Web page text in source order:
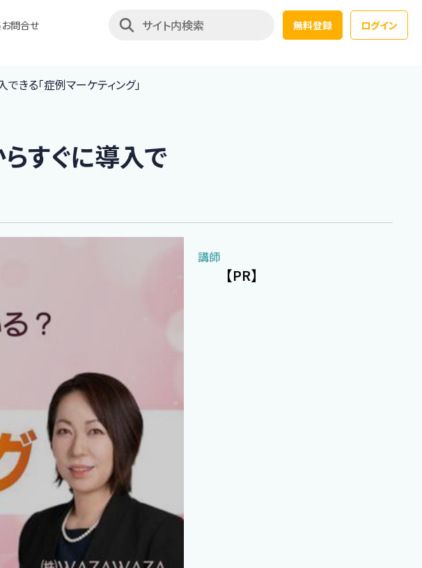
お問合せ 無料登録 ログイン
きる「症例マーケティング」
すぐに導入で
講師
【PR】